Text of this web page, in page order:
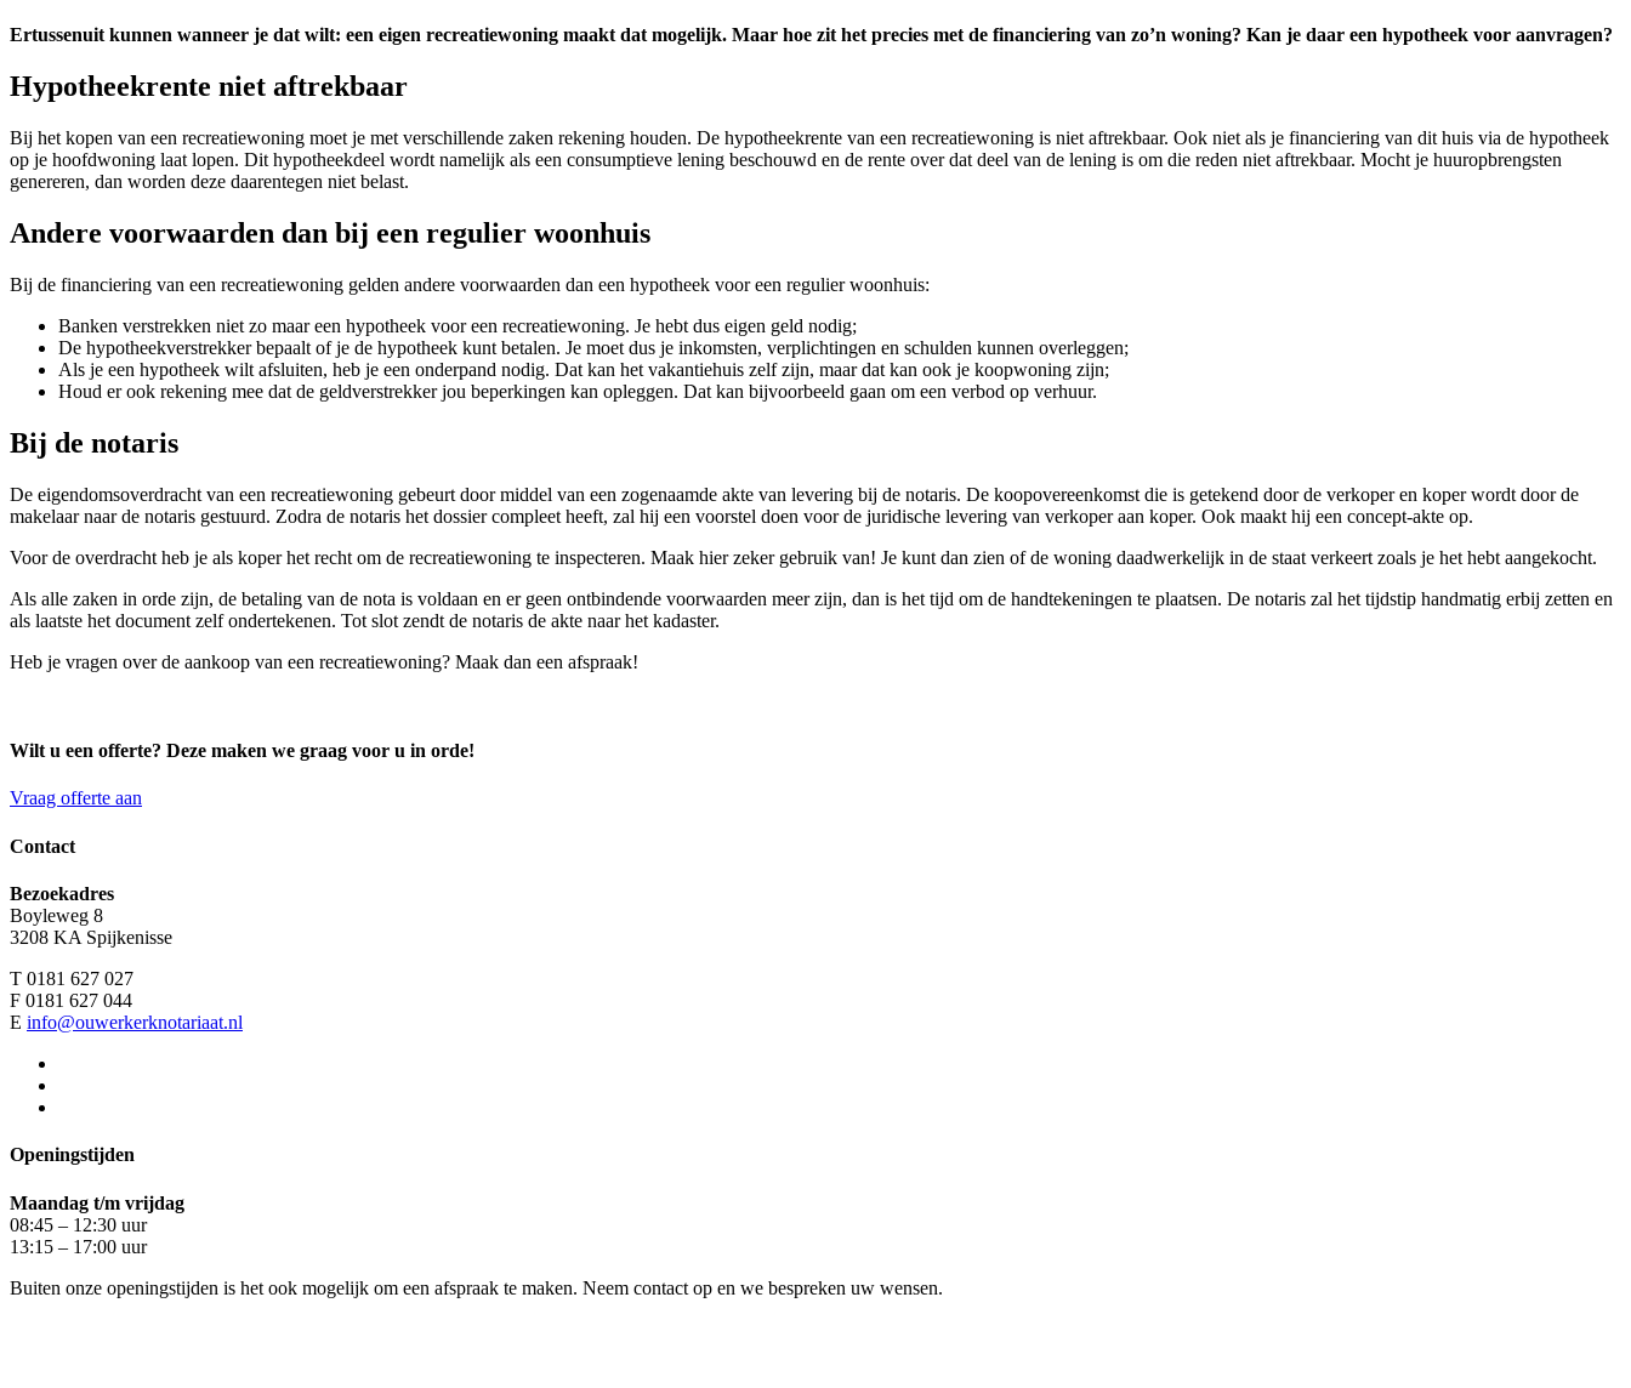
Ertussenuit kunnen wanneer je dat wilt: een eigen recreatiewoning maakt dat mogelijk. Maar hoe zit het precies met de financiering van zo’n woning? Kan je daar een hypotheek voor aanvragen?
Hypotheekrente niet aftrekbaar
Bij het kopen van een recreatiewoning moet je met verschillende zaken rekening houden. De hypotheekrente van een recreatiewoning is niet aftrekbaar. Ook niet als je financiering van dit huis via de hypotheek
op je hoofdwoning laat lopen. Dit hypotheekdeel wordt namelijk als een consumptieve lening beschouwd en de rente over dat deel van de lening is om die reden niet aftrekbaar. Mocht je huuropbrengsten
genereren, dan worden deze daarentegen niet belast.
Andere voorwaarden dan bij een regulier woonhuis
Bij de financiering van een recreatiewoning gelden andere voorwaarden dan een hypotheek voor een regulier woonhuis:
Banken verstrekken niet zo maar een hypotheek voor een recreatiewoning. Je hebt dus eigen geld nodig;
De hypotheekverstrekker bepaalt of je de hypotheek kunt betalen. Je moet dus je inkomsten, verplichtingen en schulden kunnen overleggen;
Als je een hypotheek wilt afsluiten, heb je een onderpand nodig. Dat kan het vakantiehuis zelf zijn, maar dat kan ook je koopwoning zijn;
Houd er ook rekening mee dat de geldverstrekker jou beperkingen kan opleggen. Dat kan bijvoorbeeld gaan om een verbod op verhuur.
Bij de notaris
De eigendomsoverdracht van een recreatiewoning gebeurt door middel van een zogenaamde akte van levering bij de notaris. De koopovereenkomst die is getekend door de verkoper en koper wordt door de
makelaar naar de notaris gestuurd. Zodra de notaris het dossier compleet heeft, zal hij een voorstel doen voor de juridische levering van verkoper aan koper. Ook maakt hij een concept-akte op.
Voor de overdracht heb je als koper het recht om de recreatiewoning te inspecteren. Maak hier zeker gebruik van! Je kunt dan zien of de woning daadwerkelijk in de staat verkeert zoals je het hebt aangekocht.
Als alle zaken in orde zijn, de betaling van de nota is voldaan en er geen ontbindende voorwaarden meer zijn, dan is het tijd om de handtekeningen te plaatsen. De notaris zal het tijdstip handmatig erbij zetten en
als laatste het document zelf ondertekenen. Tot slot zendt de notaris de akte naar het kadaster.
Heb je vragen over de aankoop van een recreatiewoning? Maak dan een afspraak!
Wilt u een offerte? Deze maken we graag voor u in orde!
Vraag offerte aan
Contact
Bezoekadres
Boyleweg 8
3208 KA Spijkenisse
T 0181 627 027
F 0181 627 044
E info@ouwerkerknotariaat.nl
Openingstijden
Maandag t/m vrijdag
08:45 – 12:30 uur
13:15 – 17:00 uur
Buiten onze openingstijden is het ook mogelijk om een afspraak te maken. Neem contact op en we bespreken uw wensen.